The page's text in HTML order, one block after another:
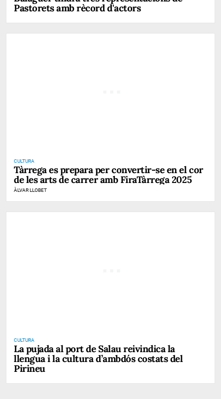
Pastorets amb rècord d'actors
CULTURA
Tàrrega es prepara per convertir-se en el cor
de les arts de carrer amb FiraTàrrega 2025
ÀLVAR LLOBET
CULTURA
La pujada al port de Salau reivindica la
llengua i la cultura d’ambdós costats del
Pirineu